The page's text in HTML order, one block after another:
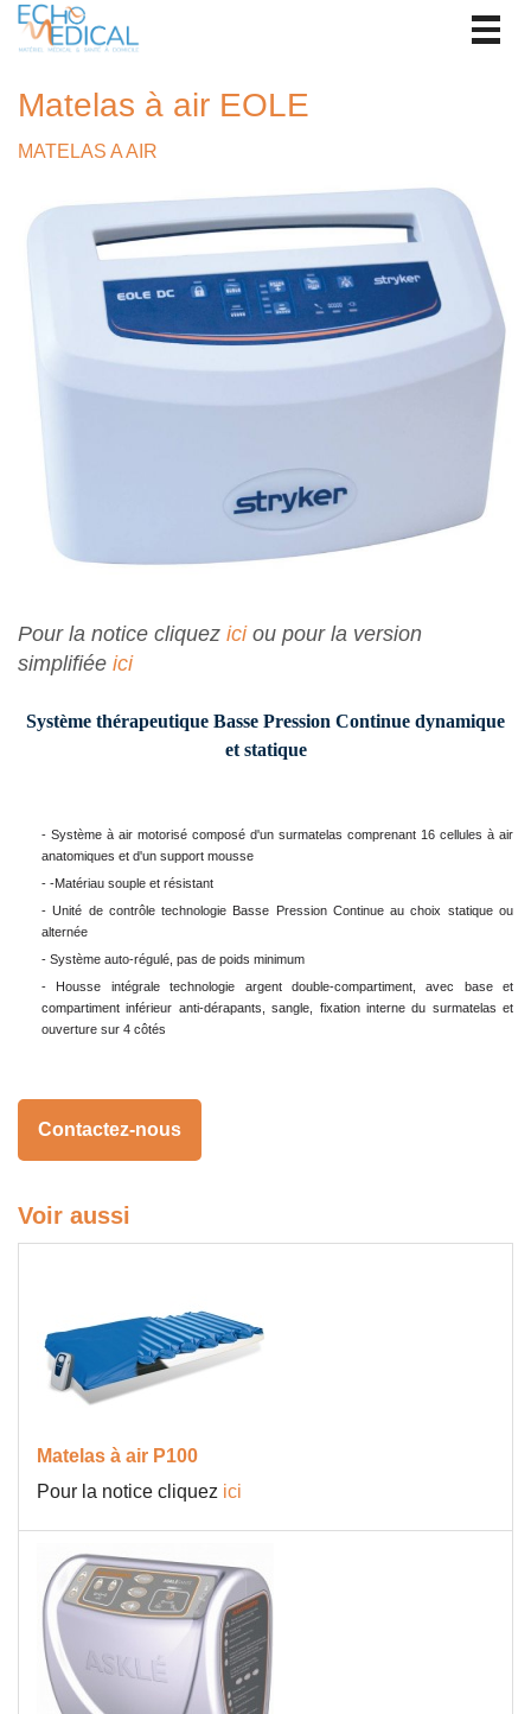
Matelas à air EOLE
MATELAS A AIR
Pour la notice cliquez iciou pour la version
simplifiée ici
Système thérapeutique Basse Pression Continue dynamique
et statique
- Système à air motorisé composé d'un surmatelas comprenant 16 cellules à air
anatomiques et d'un support mousse
- -Matériau souple et résistant
- Unité de contrôle technologie Basse Pression Continue au choix statique ou
alternée
- Système auto-régulé, pas de poids minimum
- Housse intégrale technologie argent double-compartiment, avec base et
compartiment inférieur anti-dérapants, sangle, fixation interne du surmatelas et
ouverture sur 4 côtés
Contactez-nous
Voir aussi
Matelas à air P100
Pour la notice cliquez ici